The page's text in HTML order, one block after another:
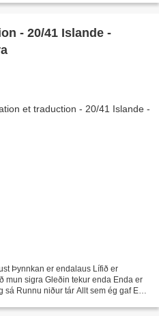
- 20/41 Islande -
Þynnkan er endalaus Lífið er
mun sigra Gleðin tekur enda Enda er
sá Runnu niður tár Allt sem ég gaf Eitt